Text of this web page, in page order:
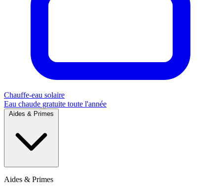
Chauffe-eau solaire
Eau chaude gratuite toute l'année
Aides & Primes